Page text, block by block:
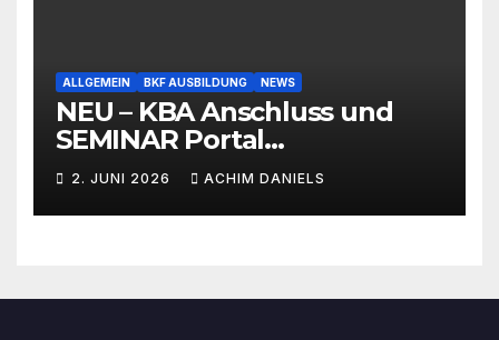
ALLGEMEIN BKF AUSBILDUNG NEWS
NEU – KBA Anschluss und
SEMINAR Portal
AKTIONSPREISE!!! Bis zu 50%
RABATT
2. JUNI 2026 ACHIM DANIELS